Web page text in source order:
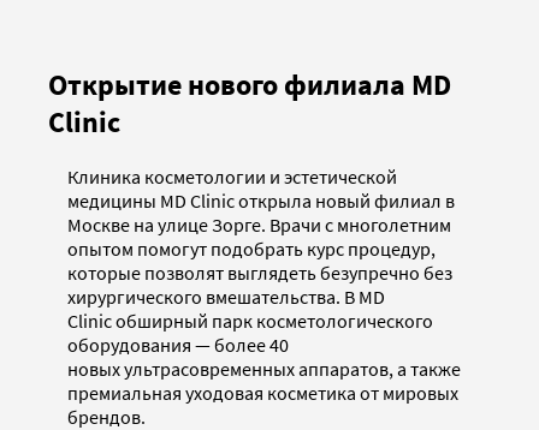
Открытие нового филиала MD
Clinic
Клиника косметологии и эстетической
медицины MD Clinic открыла новый филиал в
Москве на улице Зорге. Врачи с многолетним
опытом помогут подобрать курс процедур,
которые позволят выглядеть безупречно без
хирургического вмешательства. В MD
Clinic обширный парк косметологического
оборудования — более 40
новых ультрасовременных аппаратов, а также
премиальная уходовая косметика от мировых
брендов.